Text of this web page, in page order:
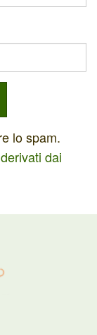
lo spam.
dai